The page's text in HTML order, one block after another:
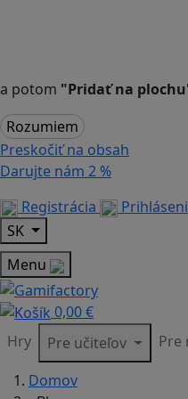
a potom "Pridať na
Rozumiem
Preskočiť na obsah
Darujte nám 2 %
Registrácia
SK
Menu
0,00 €
Hry
Pre učiteľov Pre
Domov